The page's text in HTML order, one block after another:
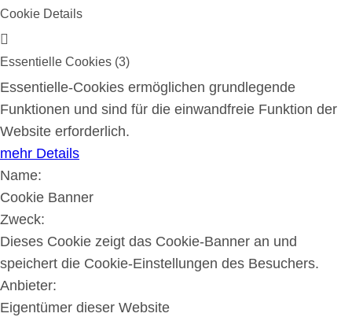
Cookie Details
Essentielle Cookies (3)
Essentielle-Cookies ermöglichen grundlegende
Funktionen und sind für die einwandfreie Funktion der
Website erforderlich.
mehr Details
Name:
Cookie Banner
Zweck:
Dieses Cookie zeigt das Cookie-Banner an und
speichert die Cookie-Einstellungen des Besuchers.
Anbieter:
Eigentümer dieser Website